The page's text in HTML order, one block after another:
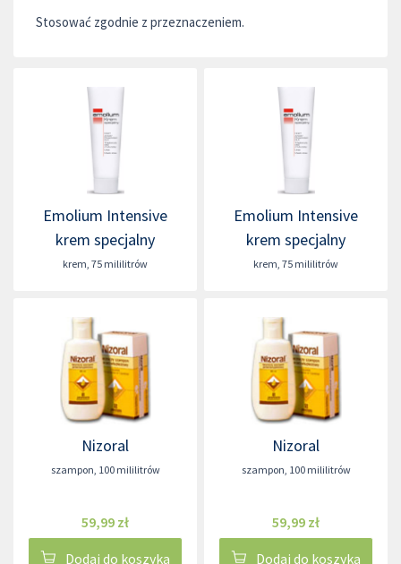
Stosować zgodnie z przeznaczeniem.
Emolium Intensive
krem specjalny
krem, 75 mililitrów
Emolium Intensive
krem specjalny
krem, 75 mililitrów
Nizoral
szampon, 100 mililitrów
59,99 zł
Dodaj do koszyka
Nizoral
szampon, 100 mililitrów
59,99 zł
Dodaj do koszyka